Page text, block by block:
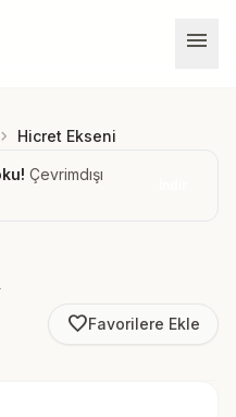
menu
chevron_right Hicret Ekseni
Çevrimdışı
favorite_borderFavorilere Ekle